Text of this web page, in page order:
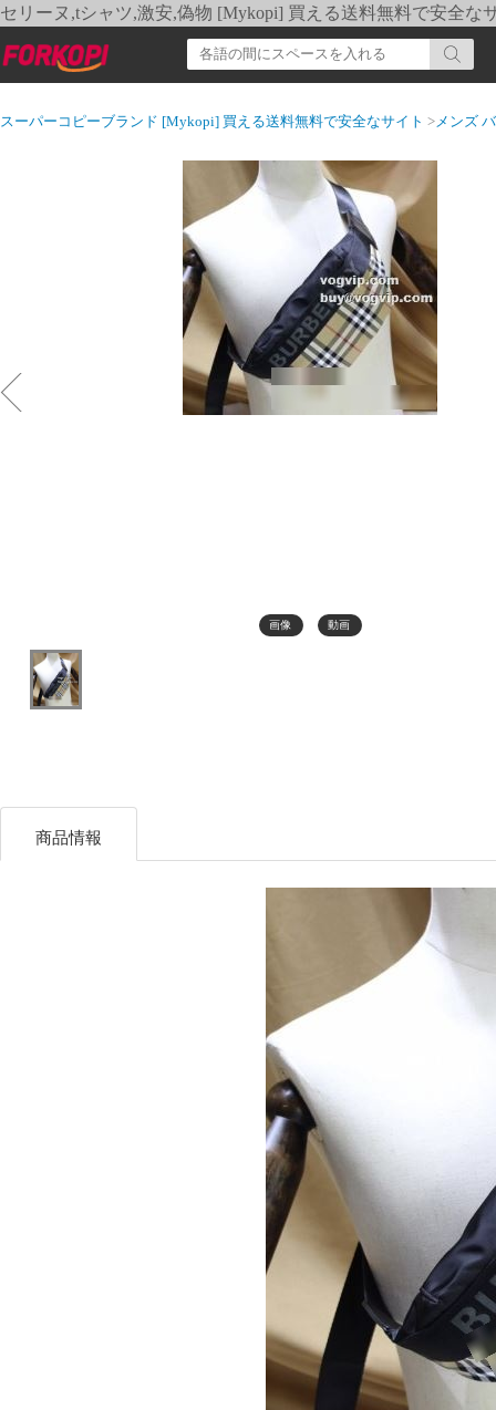
セリーヌ,tシャツ,激安,偽物 [Mykopi] 買える送料無料で安全な
スーパーコピーブランド [Mykopi] 買える送料無料で安全なサイト >メンズ
画像 動画
商品情報